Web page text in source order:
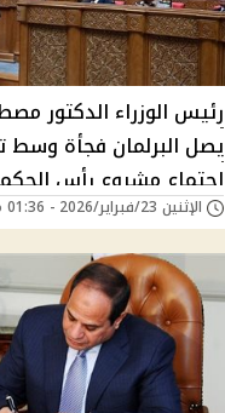
رئيس الوزراء الدكتور
يصل البرلمان فجأة
اجتماع مشروع رأس
الإثنين 23/فبراير/2026 - 01:36 م